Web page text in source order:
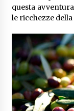
questa
le ricchezze